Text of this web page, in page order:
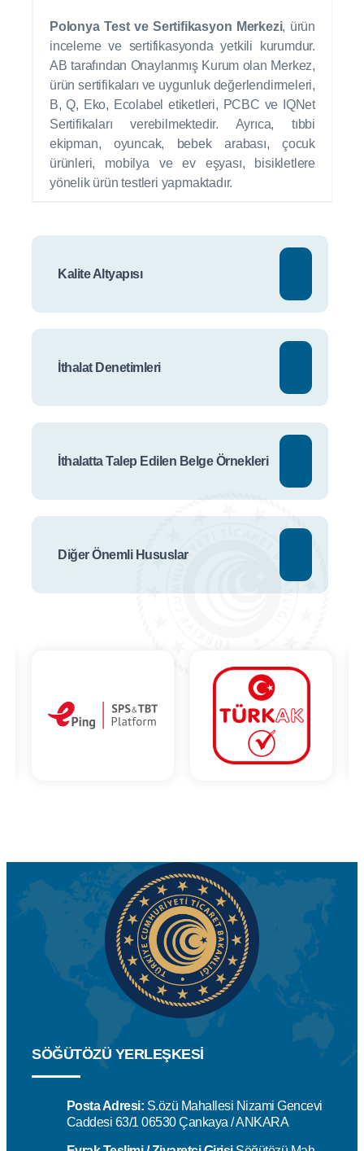
Kalite Altyapısı
İthalat Denetimleri
İthalatta Talep Edilen Belge Örnekleri
Diğer Önemli Hususlar
Polonya Test ve Sertifikasyon Merkezi, ürün
inceleme ve sertifikasyonda yetkili kurumdur.
AB tarafından Onaylanmış Kurum olan Merkez,
ürün sertifikaları ve uygunluk değerlendirmeleri,
B, Q, Eko, Ecolabel etiketleri, PCBC ve IQNet
Sertifikaları verebilmektedir. Ayrıca, tıbbi
ekipman, oyuncak, bebek arabası, çocuk
ürünleri, mobilya ve ev eşyası, bisikletlere
yönelik ürün testleri yapmaktadır.
SÖĞÜTÖZÜ YERLEŞKESİ
Posta Adresi: S.özü Mahallesi Nizami Gencevi
Caddesi 63/1 06530 Çankaya / ANKARA